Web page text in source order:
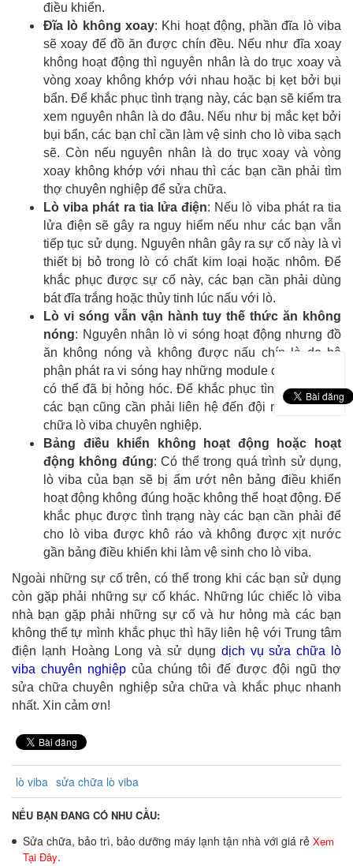
điều khiển.
Đĩa lò không xoay: Khi hoạt động, phần đĩa lò viba
sẽ xoay để đồ ăn được chín đều. Nếu như đĩa xoay
không hoạt động thì nguyên nhân là do trục xoay và
vòng xoay không khớp với nhau hoặc bị kẹt bởi bụi
bẩn. Để khắc phục tình trạng này, các bạn sẽ kiểm tra
xem nguyên nhân là do đâu. Nếu như bị mắc kẹt bởi
bụi bẩn, các bạn chỉ cần làm vệ sinh cho lò viba sạch
sẽ. Còn nếu nguyên nhân là do trục xoay và vòng
xoay không khớp với nhau thì các bạn cần phải tìm
thợ chuyên nghiệp để sửa chữa.
Lò viba phát ra tia lửa điện: Nếu lò viba phát ra tia
lửa điện sẽ gây ra nguy hiểm nếu như các bạn vẫn
tiếp tục sử dụng. Nguyên nhân gây ra sự cố này là vì
thiết bị bỏ trong lò có chất kim loại hoặc nhôm. Để
khắc phục được sự cố này, các bạn cần phải dùng
bát đĩa trắng hoặc thủy tinh lúc nấu với lò.
Lò vi sóng vẫn vận hành tuy thế thức ăn không
nóng: Nguyên nhân lò vi sóng hoạt động nhưng đồ
ăn không nóng và không được nấu chín là do bộ
phận phát ra vi sóng hay những module điện tử khác
có thể đã bị hỏng hóc. Để khắc phục tình trạng này,
các bạn cũng cần phải liên hệ đến đội ngũ thợ sửa
chữa lò viba chuyên nghiệp.
Bảng điều khiển không hoạt động hoặc hoạt
động không đúng: Có thể trong quá trình sử dụng,
lò viba của bạn sẽ bị ẩm ướt nên bảng điều khiển
hoạt động không đúng hoặc không thể hoạt động. Để
khắc phục được tình trạng này các bạn cần phải để
cho lò viba được khô ráo và không được xịt nước
gần bảng điều khiển khi làm vệ sinh cho lò viba.
Ngoài những sự cố trên, có thể trong khi các bạn sử dụng
còn gặp phải những sự cố khác. Những lúc chiếc lò viba
nhà bạn gặp phải những sự cố và hư hỏng mà các bạn
không thể tự mình khắc phục thì hãy liên hệ với Trung tâm
điện lạnh Hoàng Long và sử dụng dịch vụ sửa chữa lò
viba chuyên nghiệp của chúng tôi để được đội ngũ thợ
sửa chữa chuyên nghiệp sửa chữa và khắc phục nhanh
nhất. Xin cảm ơn!
lò viba sửa chữa lò viba
NẾU BẠN ĐANG CÓ NHU CẦU:
Sửa chữa, bảo trì, bảo dưỡng máy lạnh tận nhà với giá rẻ Xem
Tại Đây.